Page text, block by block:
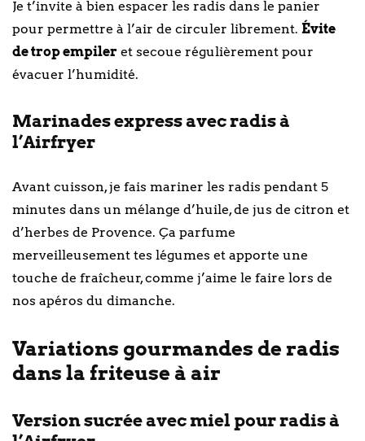
Je t’invite à bien espacer les radis dans le panier
pour permettre à l’air de circuler librement. Évite
de trop empiler et secoue régulièrement pour
évacuer l’humidité.
Marinades express avec radis à
l’Airfryer
Avant cuisson, je fais mariner les radis pendant 5
minutes dans un mélange d’huile, de jus de citron et
d’herbes de Provence. Ça parfume
merveilleusement tes légumes et apporte une
touche de fraîcheur, comme j’aime le faire lors de
nos apéros du dimanche.
Variations gourmandes de radis
dans la friteuse à air
Version sucrée avec miel pour radis à